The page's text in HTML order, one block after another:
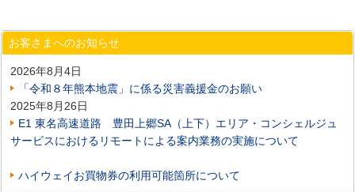
お客さまへのお知らせ
2026年8月4日
「令和８年熊本地震」に係る災害義援金のお願い
2025年8月26日
E1 東名高速道路 豊田上郷SA（上下）エリア・コンシェルジュ
サービスにおけるリモートによる案内業務の実施について
ハイウェイお買物券の利用可能箇所について